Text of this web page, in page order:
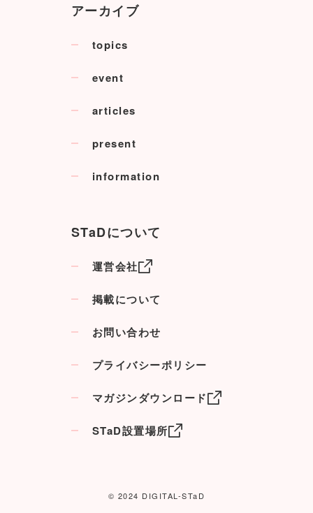
アーカイブ
topics
event
articles
present
information
STaDについて
運営会社
掲載について
お問い合わせ
プライバシーポリシー
マガジンダウンロード
STaD設置場所
© 2024 DIGITAL-STaD